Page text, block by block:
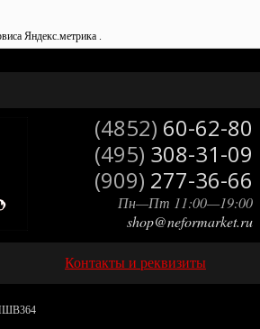
Яндекс.метрика .
(4852) 60-62-80
(495) 308-31-09
(909) 277-36-66
Пн—Пт 11:00—19:00
shop@neformarket.ru
Контакты и реквизиты